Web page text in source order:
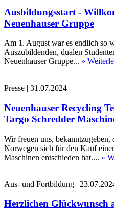
Ausbildungsstart -
Neuenhauser Gruppe
Am 1. August war es endlich so
Auszubildenden, dualen
Neuenhauser Gruppe... »
Presse | 31.07.2024
Neuenhauser Recycling
Targo Schredder
Wir freuen uns,
Norwegen sich für den Kauf
Maschinen entschieden hat.... »
Aus- und Fortbildung |
Herzlichen Glückwunsch